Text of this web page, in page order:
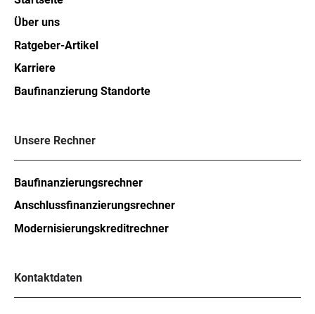
Über uns
Ratgeber-Artikel
Karriere
Baufinanzierung Standorte
Unsere Rechner
Baufinanzierungsrechner
Anschlussfinanzierungsrechner
Modernisierungskreditrechner
Kontaktdaten